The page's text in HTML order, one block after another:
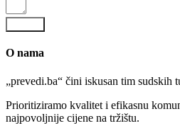
O nama
„prevedi.ba“ čini iskusan tim sudskih
Prioritiziramo kvalitet i efikasnu
najpovoljnije cijene na tržištu.